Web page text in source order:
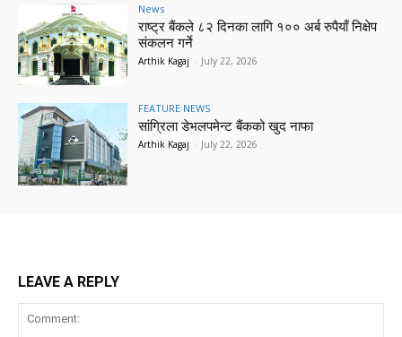
News
राष्ट्र बैंकले ८२ दिनका लागि १०० अर्ब रुपैयाँ निक्षेप
संकलन गर्ने
Arthik Kagaj - July 22, 2026
FEATURE NEWS
सांग्रिला डेभलपमेन्ट बैंकको खुद नाफा
Arthik Kagaj - July 22, 2026
LEAVE A REPLY